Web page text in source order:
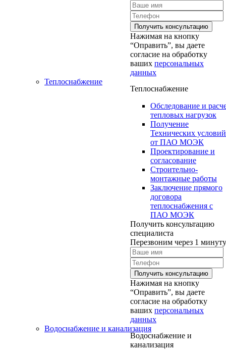
Нажимая на кнопку
“Оправить”, вы даете
согласие на обработку
ваших персональных
данных
Теплоснабжение
Теплоснабжение
Обследование и
тепловых нагрузок
Получение
Технических условий
от ПАО МОЭК
Проектирование и
согласование
Строительно-
монтажные работы
Заключение прямого
договора
теплоснабжения с
ПАО МОЭК
Получить консультацию
специалиста
Перезвоним через 1 минуту
Нажимая на кнопку
“Оправить”, вы даете
согласие на обработку
ваших персональных
данных
Водоснабжение и канализация
Водоснабжение и
канализация